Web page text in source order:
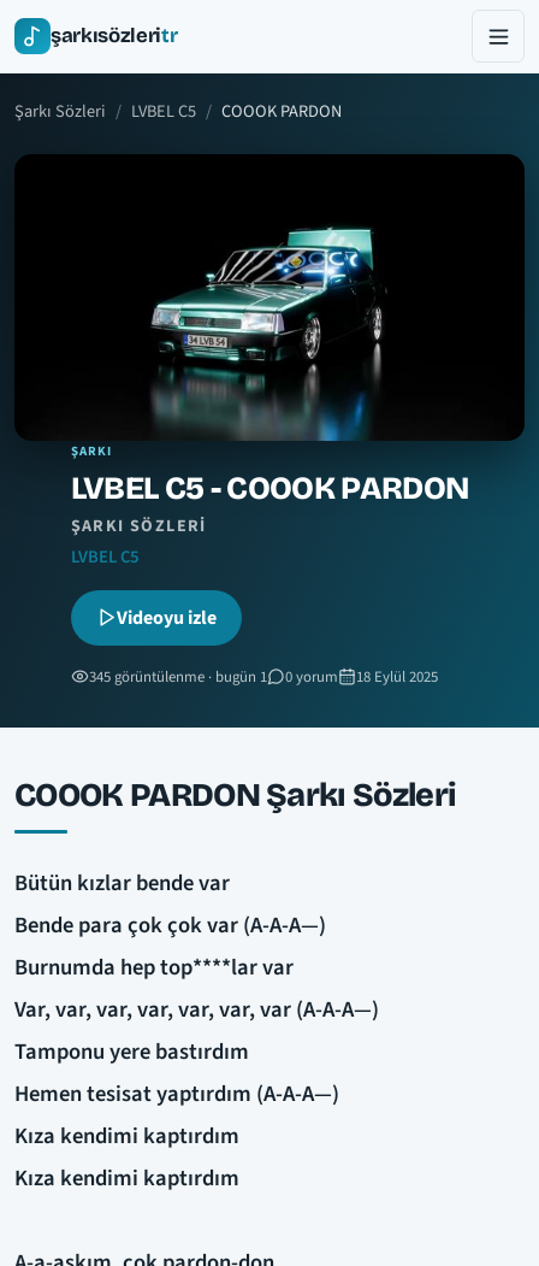
şarkısözleritr
Şarkı Sözleri LVBEL C5 COOOK PARDON
ŞARKI
LVBEL C5 - COOOK PARDON
ŞARKI SÖZLERI
LVBEL C5
Videoyu izle
345 görüntülenme · bugün 1 0 yorum 18 Eylül 2025
COOOK PARDON Şarkı Sözleri
Bütün kızlar bende var
Bende para çok çok var (A-A-A—)
Burnumda hep top****lar var
Var, var, var, var, var, var, var (A-A-A—)
Tamponu yere bastırdım
Hemen tesisat yaptırdım (A-A-A—)
Kıza kendimi kaptırdım
Kıza kendimi kaptırdım